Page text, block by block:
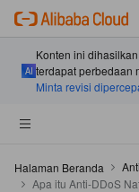
Konten ini
terdapat perbedaan
Minta revisi
Halaman Beranda
Apa itu Anti-DDoS